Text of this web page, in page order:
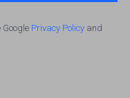
Privacy Policy and